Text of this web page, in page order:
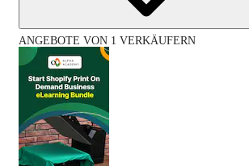
ANGEBOTE VON 1 VERKÄUFERN